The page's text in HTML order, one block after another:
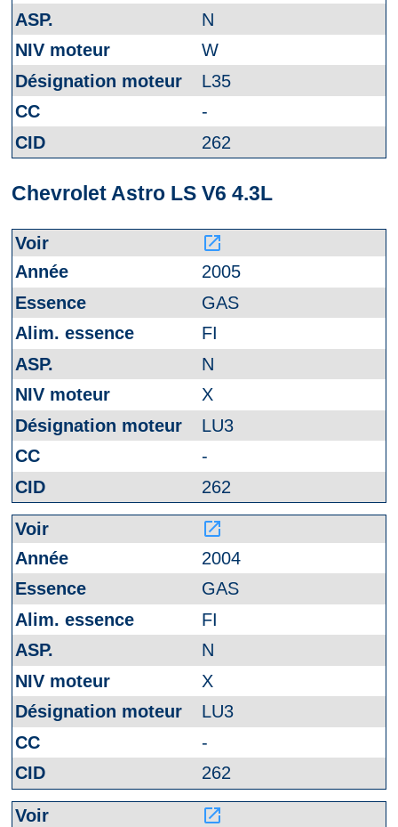
N
W
L35
-
262
Chevrolet Astro LS V6 4.3L
launch
2005
GAS
FI
N
X
LU3
-
262
launch
2004
GAS
FI
N
X
LU3
-
262
launch